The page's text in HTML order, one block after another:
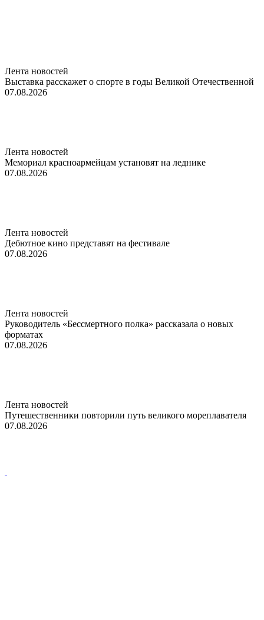
Лента новостей
Выставка расскажет о спорте в годы Великой Отечественной
07.08.2026
Лента новостей
Мемориал красноармейцам установят на леднике
07.08.2026
Лента новостей
Дебютное кино представят на фестивале
07.08.2026
Лента новостей
Руководитель «Бессмертного полка» рассказала о новых
форматах
07.08.2026
Лента новостей
Путешественники повторили путь великого мореплавателя
07.08.2026